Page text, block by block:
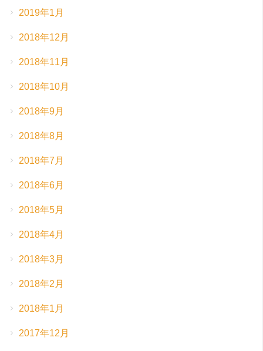
2019年1月
2018年12月
2018年11月
2018年10月
2018年9月
2018年8月
2018年7月
2018年6月
2018年5月
2018年4月
2018年3月
2018年2月
2018年1月
2017年12月